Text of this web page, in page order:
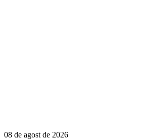
08 de agost de 2026